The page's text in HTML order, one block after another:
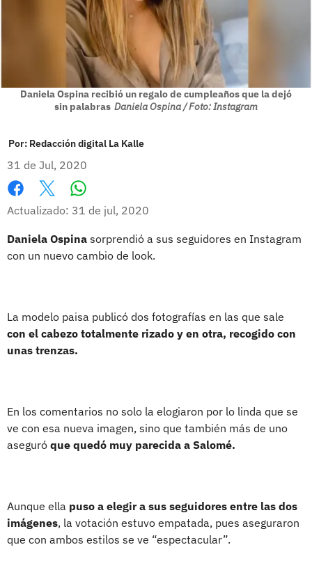
Daniela Ospina recibió un regalo de cumpleaños que la dejó
sin palabras Daniela Ospina / Foto: Instagram
Por: Redacción digital La Kalle
31 de Jul, 2020
Facebook
X
Actualizado: 31 de jul, 2020
Daniela Ospina sorprendió a sus seguidores en Instagram
con un nuevo cambio de look.
La modelo paisa publicó dos fotografías en las que sale
con el cabezo totalmente rizado y en otra, recogido con
unas trenzas.
En los comentarios no solo la elogiaron por lo linda que se
ve con esa nueva imagen, sino que también más de uno
aseguró que quedó muy parecida a Salomé.
Aunque ella puso a elegir a sus seguidores entre las dos
imágenes, la votación estuvo empatada, pues aseguraron
que con ambos estilos se ve “espectacular”.